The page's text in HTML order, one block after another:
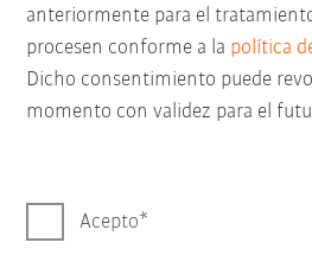
anteriormente para el
procesen conforme a la política
Dicho consentimiento puede
momento con validez para el
Acepto